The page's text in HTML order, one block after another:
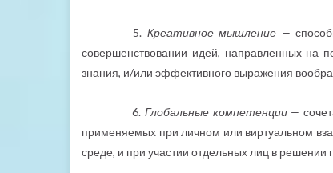
5. Креативное мышление —
совершенствовании идей, направленных на
знания, и/или эффективного выражения
6. Глобальные компетенции —
применяемых при личном или виртуальном
среде, и при участии отдельных лиц в решении